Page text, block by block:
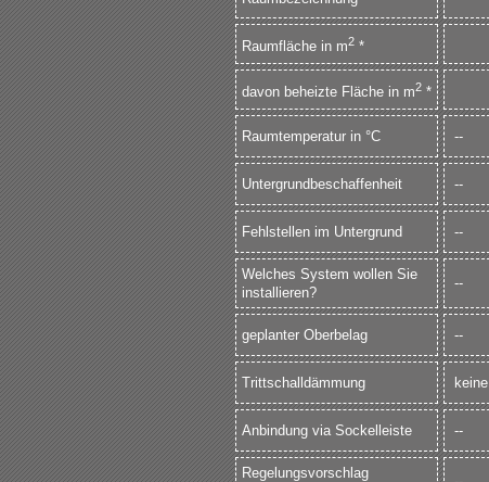
Raumfläche in m2 *
davon beheizte Fläche in m2 *
Raumtemperatur in °C
Untergrundbeschaffenheit
Fehlstellen im Untergrund
Welches System wollen Sie
installieren?
geplanter Oberbelag
Trittschalldämmung
Anbindung via Sockelleiste
Regelungsvorschlag